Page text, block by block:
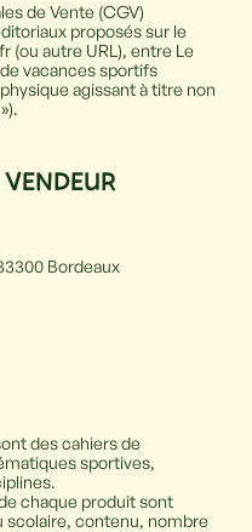
de Vente (CGV)
proposés sur le
(ou autre URL), entre Le
vacances sportifs
agissant à titre non
Bordeaux
des cahiers de
sportives,
chaque produit sont
scolaire, contenu, nombre